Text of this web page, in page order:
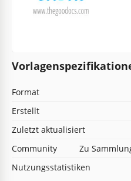
Format
Erstellt
Zuletzt aktualisiert
Community
Zu
Nutzungsstatistiken